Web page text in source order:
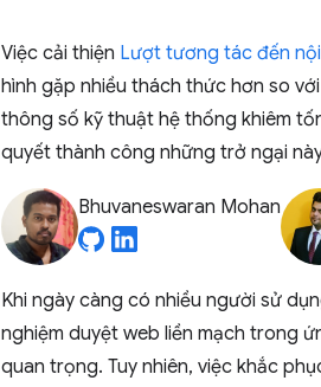
Việc cải thiện Lượt tương tác đến
hình gặp nhiều thách thức hơn so
thông số kỹ thuật hệ thống khiêm
quyết thành công những trở ngại
Bhuvaneswaran Mohan
Khi ngày càng có nhiều người sử
nghiệm duyệt web liền mạch trong
quan trọng. Tuy nhiên, việc khắc